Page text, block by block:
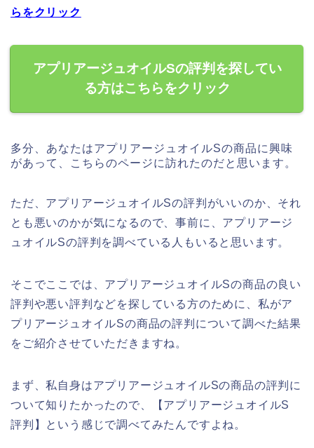
らをクリック
アプリアージュオイルSの評判を探してい
る方はこちらをクリック
多分、あなたはアプリアージュオイルSの商品に興味
があって、こちらのページに訪れたのだと思います。
ただ、アプリアージュオイルSの評判がいいのか、それ
とも悪いのかが気になるので、事前に、アプリアージ
ュオイルSの評判を調べている人もいると思います。
そこでここでは、アプリアージュオイルSの商品の良い
評判や悪い評判などを探している方のために、私がア
プリアージュオイルSの商品の評判について調べた結果
をご紹介させていただきますね。
まず、私自身はアプリアージュオイルSの商品の評判に
ついて知りたかったので、【アプリアージュオイルS
評判】という感じで調べてみたんですよね。